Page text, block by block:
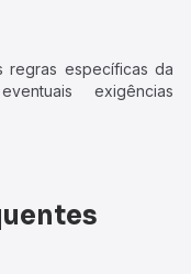
regras específicas da
exigências